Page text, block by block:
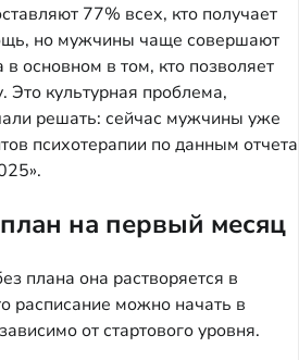
77% всех, кто получает
но мужчины чаще совершают
основном в том, кто позволяет
Это культурная проблема,
решать: сейчас мужчины уже
психотерапии по данным отчета
на первый месяц
плана она растворяется в
расписание можно начать в
от стартового уровня.